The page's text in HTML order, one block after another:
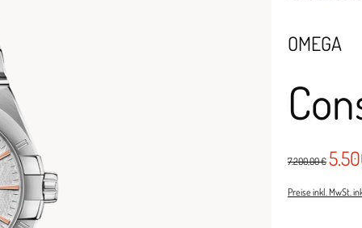
OMEGA
7.200,00 €
Preise inkl. MwSt.